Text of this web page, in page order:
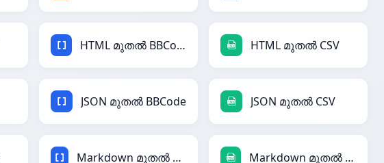
HTML മുതൽ BBCode HTML മുതൽ CSV
JSON മുതൽ BBCode JSON മുതൽ CSV
Markdown മുതൽ BBCode Markdown മുതൽ CSV